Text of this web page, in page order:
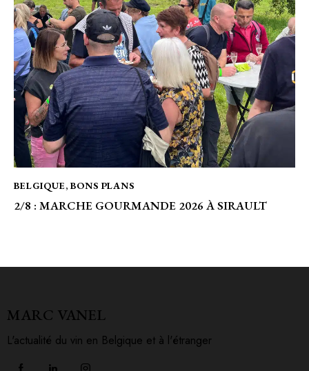
BELGIQUE,BONS PLANS
2/8 : MARCHE GOURMANDE 2026 À SIRAULT
MARC VANEL
L'actualité du vin en Belgique et à l'étranger